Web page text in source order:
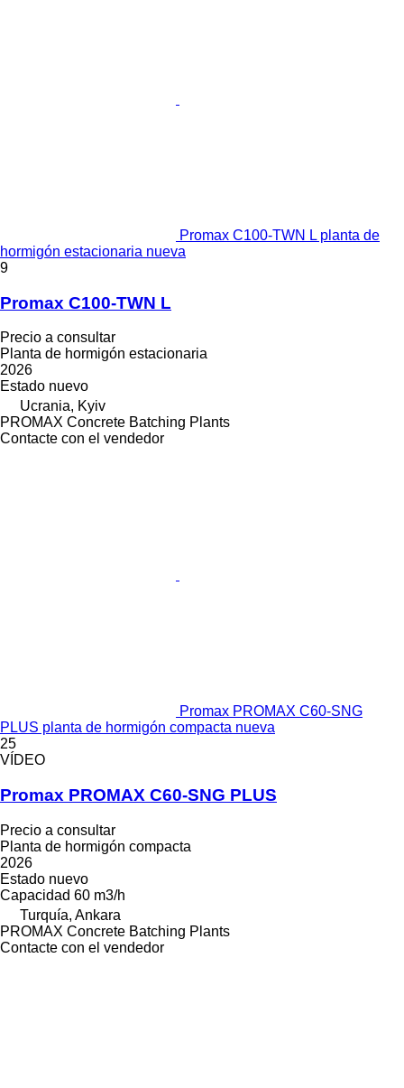
Promax C100-TWN L planta de
hormigón estacionaria nueva
9
Promax C100-TWN L
Precio a consultar
Planta de hormigón estacionaria
2026
Estado nuevo
Ucrania, Kyiv
PROMAX Concrete Batching Plants
Contacte con el vendedor
Promax PROMAX C60-SNG
PLUS planta de hormigón compacta nueva
25
VÍDEO
Promax PROMAX C60-SNG PLUS
Precio a consultar
Planta de hormigón compacta
2026
Estado nuevo
Capacidad 60 m3/h
Turquía, Ankara
PROMAX Concrete Batching Plants
Contacte con el vendedor